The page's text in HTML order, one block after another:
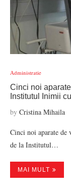
Administratie
Cinci noi
Institutul Inimii
by Cristina Mihaila
Cinci noi aparate de
de la Institutul…
MAI MULT